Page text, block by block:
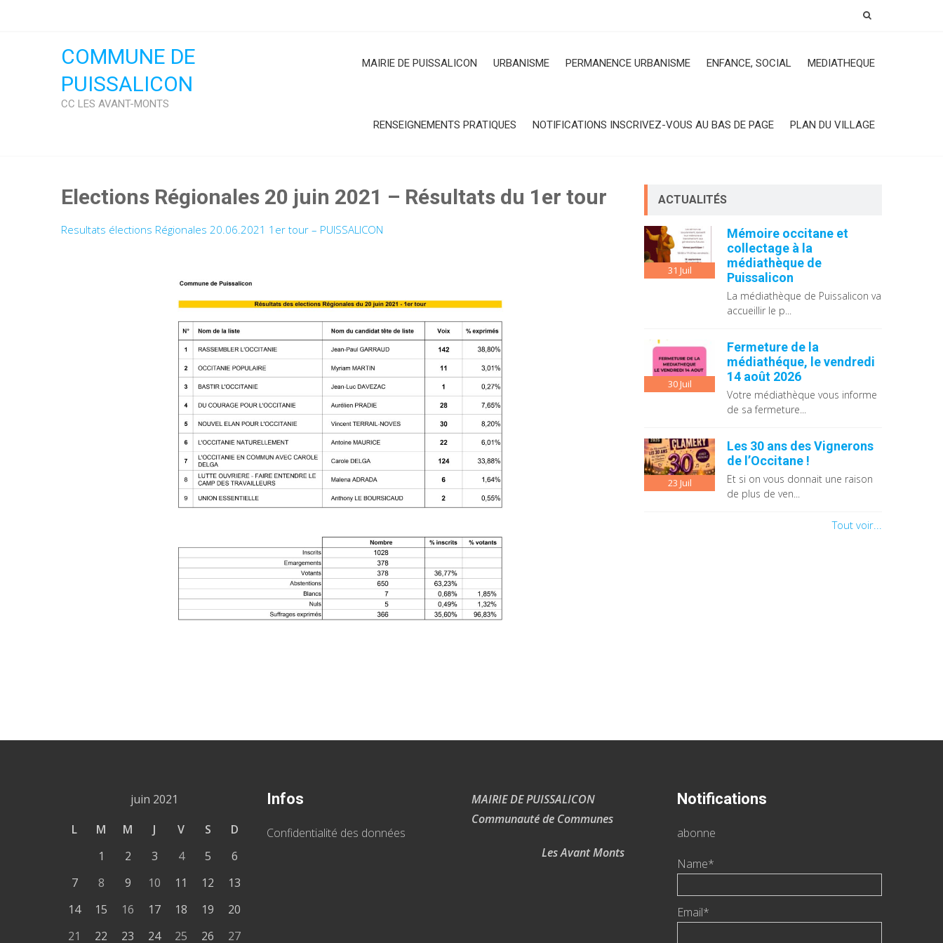
COMMUNE DE
PUISSALICON
CC LES AVANT-MONTS
MAIRIE DE PUISSALICON URBANISME PERMANENCE URBANISME ENFANCE, SOCIAL MEDIATHEQUE
RENSEIGNEMENTS PRATIQUES NOTIFICATIONS INSCRIVEZ-VOUS AU BAS DE PAGE PLAN DU VILLAGE
Elections Régionales 20 juin 2021 – Résultats du 1er tour
Resultats élections Régionales 20.06.2021 1er tour – PUISSALICON
ACTUALITÉS
31 Juil
Mémoire occitane et
collectage à la
médiathèque de
Puissalicon
La médiathèque de Puissalicon va
accueillir le p...
30Juil
Fermeture de la
médiathéque, le vendredi
14 août 2026
Votre médiathèque vous informe
de sa fermeture...
23 Juil
Les 30 ans des Vignerons
de l’Occitane !
Et si on vous donnait une raison
de plus de ven...
Tout voir...
juin 2021
L
M M J V S
D
1
2 3 4 5
6
7
8 9 10 11 12
13
14
15 16 17 18 19
20
21
22 23 24 25 26 27
Infos
Confidentialité des données
MAIRIE DE PUISSALICON
Communauté de Communes
Les Avant Monts
Notifications
abonne
Name*
Email*